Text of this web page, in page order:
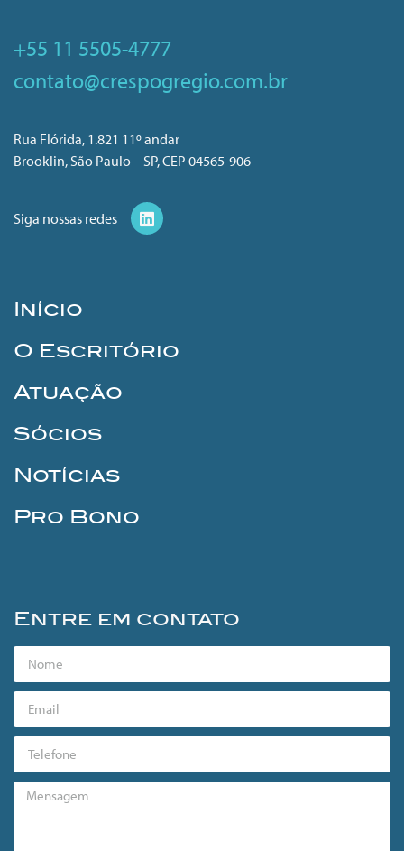
+55 11 5505-4777
contato@crespogregio.com.br
Rua Flórida, 1.821 11º andar
Brooklin, São Paulo – SP, CEP 04565-906
Siga nossas redes
Início
O Escritório
Atuação
Sócios
Notícias
Pro Bono
Entre em contato